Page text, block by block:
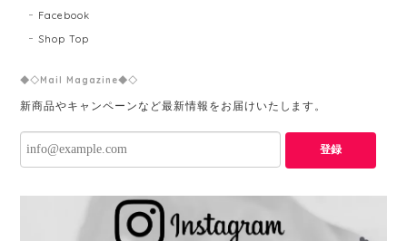
Facebook
Shop Top
◆◇Mail Magazine◆◇
新商品やキャンペーンなど最新情報をお届けいたします。
登録